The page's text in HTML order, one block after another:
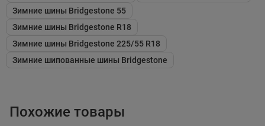
поперечных канавок. Блоки V-образного рисунка
располагаются почти под прямым углом к оси
движения, поэтому сцепные свойства шины на
ледяной и заснеженной поверхностях достаточно
Зимние шины Bridgestone 55
Зимние шины Bridgestone R18
Зимние шины Bridgestone 225/55 R18
Зимние шипованные шины Bridgestone
Похожие товары